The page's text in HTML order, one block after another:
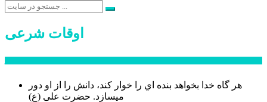
اوقات شرعی
هر گاه خدا بخواهد بنده اي را خوار كند، دانش را از او دور
میسازد. حضرت علی (ع)